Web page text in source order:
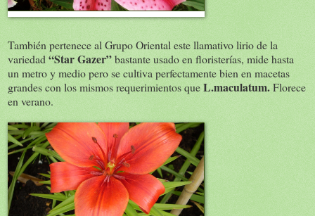
También pertenece al Grupo Oriental este llamativo lirio de la
variedad “Star Gazer”bastante usado en floristerías, mide hasta
un metro y medio pero se cultiva perfectamente bien en macetas
grandes con los mismos requerimientos queL.maculatum.Florece
en verano.